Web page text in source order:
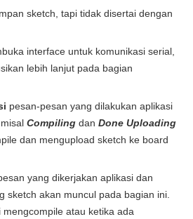
sketch, tapi tidak disertai dengan
interface untuk komunikasi serial,
lebih lanjut pada bagian
pesan-pesan yang dilakukan aplikasi
Compiling dan Done Uploading
dan mengupload sketch ke board
yang dikerjakan aplikasi dan
sketch akan muncul pada bagian ini.
mengcompile atau ketika ada